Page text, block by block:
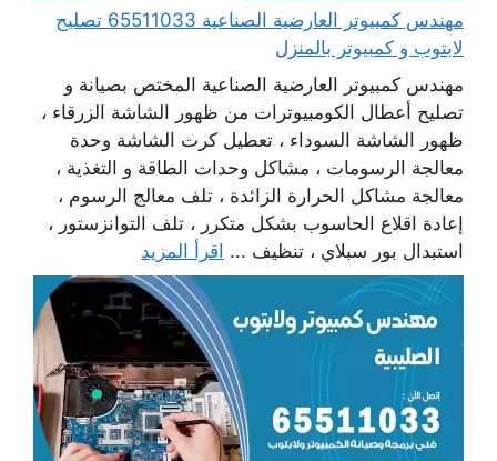
مهندس كمبيوتر العارضية الصناعية 65511033 تصليح
لابتوب و كمبيوتر بالمنزل
مهندس كمبيوتر العارضية الصناعية المختص بصيانة و
تصليح أعطال الكومبيوترات من ظهور الشاشة الزرقاء ،
ظهور الشاشة السوداء ، تعطيل كرت الشاشة وحدة
معالجة الرسومات ، مشاكل وحدات الطاقة و التغذية ،
معالجة مشاكل الحرارة الزائدة ، تلف معالج الرسوم ،
إعادة اقلاع الحاسوب بشكل متكرر ، تلف التوانزستور ،
استبدال بور سبلاي ، تنظيف ... اقرأ المزيد